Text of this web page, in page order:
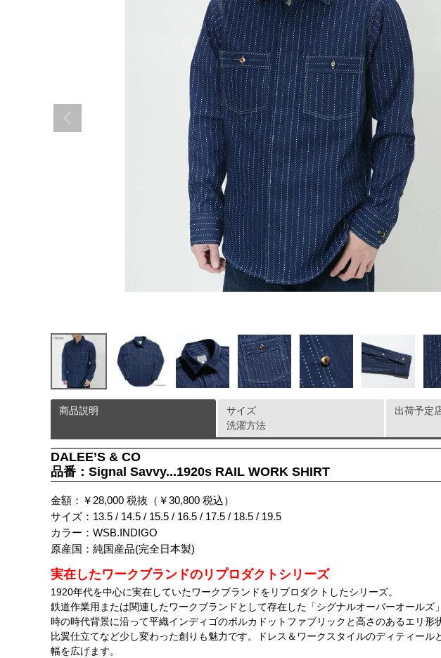
商品説明
DALEE’S & CO
品番：Signal Savvy...1920s RAIL WORK SHIRT
金額：￥28,000 税抜（￥30,800 税込）
サイズ：13.5 / 14.5 / 15.5 / 16.5 / 17.5 / 18.5 / 19.5
カラー：WSB.INDIGO
原産国：純国産品(完全日本製)
実在したワークブランドのリプロダクトシリーズ
1920年代を中心に実在していたワークブランドをリプロダクトしたシリーズ。
鉄道作業用または関連したワークブランドとして存在した「シグナルオーバーオールズ
時の時代背景に沿って平織インディゴのポルカドットファブリックと高さのあるエリ形
比翼仕立てなど少し変わった創りも魅力です。ドレス＆ワークスタイルのディティール
幅を広げます。
サイズ
洗濯方法
出荷予定